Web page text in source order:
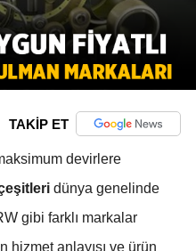
TAKİP ET
devirlere
dünya genelinde
gibi farklı markalar
hizmet anlayışı ve ürün